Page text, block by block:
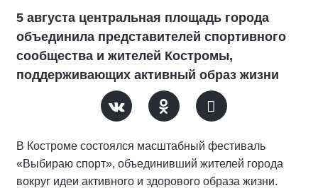
5 августа центральная площадь города
объединила представителей спортивного
сообщества и жителей Костромы,
поддерживающих активный образ жизни
В Костроме состоялся масштабный фестиваль
«Выбираю спорт», объединивший жителей города
вокруг идеи активного и здорового образа жизни.